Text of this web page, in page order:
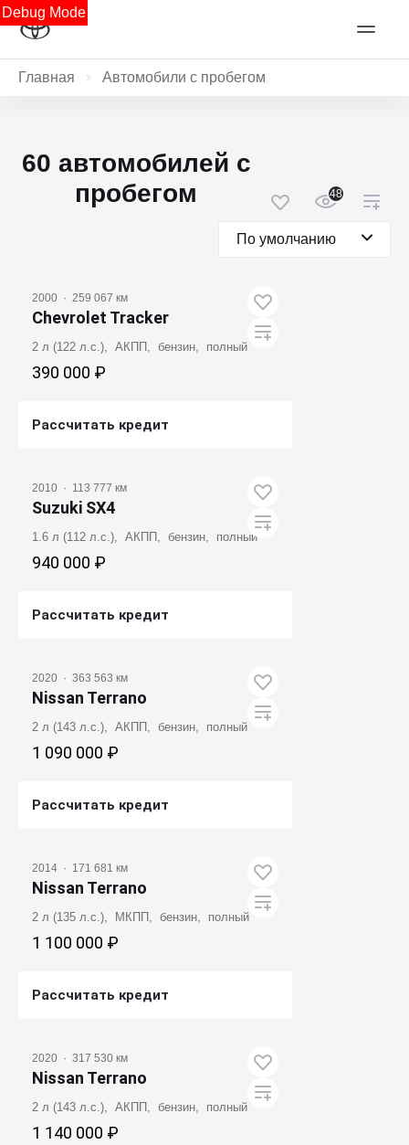
Debug Mode
Главная Автомобили с пробегом
60 автомобилей с
пробегом
48
По умолчанию
2000 · 259 067 км
Chevrolet Tracker
2 л (122 л.с.), АКПП, бензин, полный
390 000 ₽
Рассчитать кредит
2010 · 113 777 км
Suzuki SX4
1.6 л (112 л.с.), АКПП, бензин, полный
940 000 ₽
Рассчитать кредит
2020 · 363 563 км
Nissan Terrano
2 л (143 л.с.), АКПП, бензин, полный
1 090 000 ₽
Рассчитать кредит
2014 · 171 681 км
Nissan Terrano
2 л (135 л.с.), МКПП, бензин, полный
1 100 000 ₽
Рассчитать кредит
2020 · 317 530 км
Nissan Terrano
2 л (143 л.с.), АКПП, бензин, полный
1 140 000 ₽